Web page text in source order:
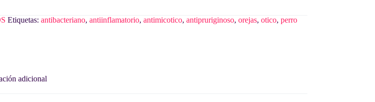
Etiquetas: antibacteriano, antiinflamatorio, antimicotico, antipruriginoso, orejas, otico, perro
adicional